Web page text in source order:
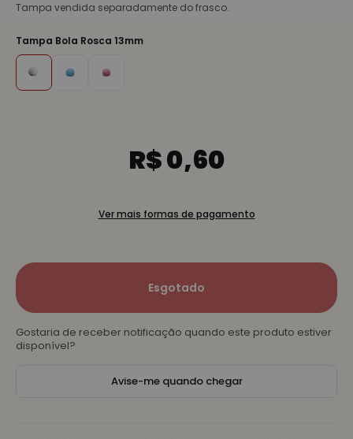
Tampa vendida separadamente do frasco.
Tampa Bola Rosca 13mm
R$ 0,60
Ver mais formas de pagamento
Esgotado
Gostaria de receber notificação quando este produto estiver
disponível?
Avise-me quando chegar